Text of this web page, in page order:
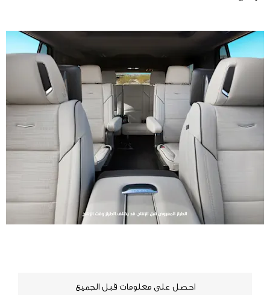
احصل على معلومات قبل الجميع